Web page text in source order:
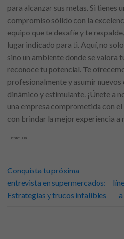
para alcanzar sus metas. Si tienes
compromiso sólido con la
equipo que te desafíe y te
lugar indicado para ti. Aquí, no solo
sino un ambiente donde se valora
reconoce tu potencial. Te
profesionalmente y asumir nuevos
dinámico y estimulante. ¡Únete a
una empresa comprometida con
con brindar la mejor experiencia a
Fuente: Tía
Conquista tu próxima
entrevista en supermercados:
Estrategias y trucos infalibles